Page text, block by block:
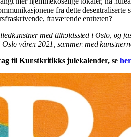
fra dette
fraværende entiteten?
med tilholdssted i Oslo, og
våren 2021, sammen med
til Kunstkritikks julekalender, se